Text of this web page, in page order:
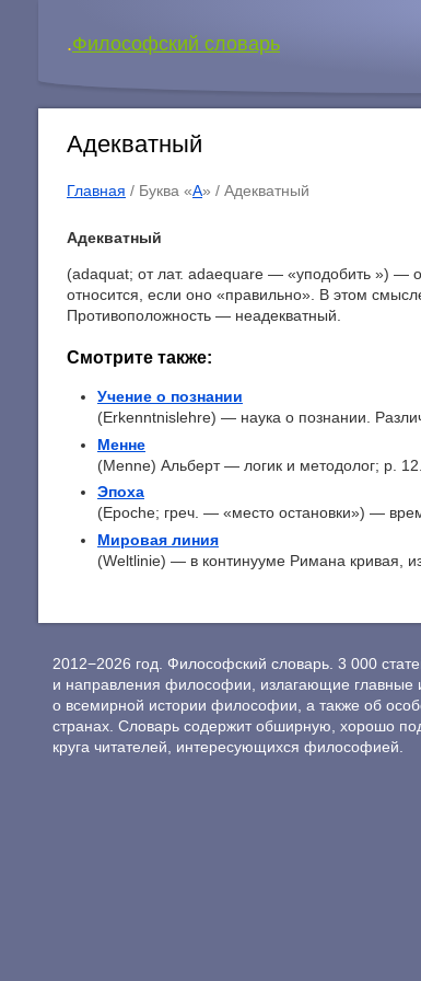
.Философский словарь
Адекватный
Главная / Буква «А» / Адекватный
Адекватный
(adaquat; от лат. adaequare — «уподобить ») —
относится, если оно «правильно». В этом
Противоположность — неадекватный.
Смотрите также:
Учение о познании
(Erkenntnislehre) — наука о познании.
Менне
(Menne) Альберт — логик и методолог; p.
Эпоха
(Epoche; греч. — «место остановки») —
Мировая линия
(Weltlinie) — в континууме Римана кривая,
2012−2026 год. Философский словарь. 3 000
и направления философии, излагающие главные
о всемирной истории философии, а также об
странах. Словарь содержит обширную, хорошо
круга читателей, интересующихся философией.